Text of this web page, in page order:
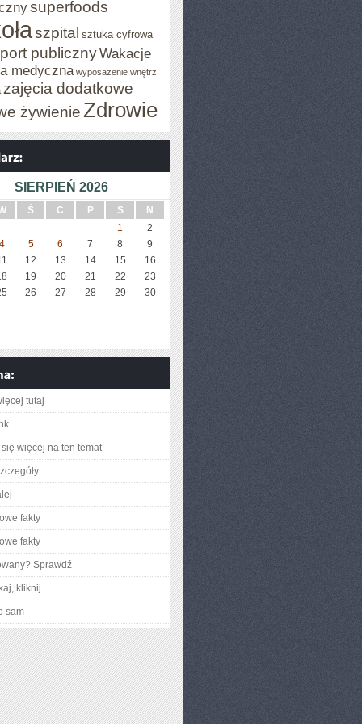
superfoods
szpital sztuka cyfrowa
publicznyWakacje
medyczna wyposażenie wnętrz
zajęcia dodatkowe
żywienieZdrowie
SIERPIEŃ 2026
Ś C P S
N
1
2
5 6 7 8
9
12 13 14 15
16
19 20 21 22
23
26 27 28 29 30
tutaj
więcej na ten temat
fakty
fakty
Sprawdź
kliknij
sam